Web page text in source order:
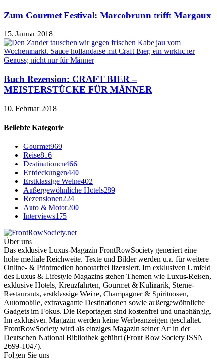
Zum Gourmet Festival: Marcobrunn trifft Margaux
15. Januar 2018
Buch Rezension: CRAFT BIER –
MEISTERSTÜCKE FÜR MÄNNER
10. Februar 2018
Beliebte Kategorie
Gourmet969
Reise816
Destinationen466
Entdeckungen440
Erstklassige Weine402
Außergewöhnliche Hotels289
Rezensionen224
Auto & Motor200
Interviews175
Über uns
Das exklusive Luxus-Magazin FrontRowSociety generiert eine
hohe mediale Reichweite. Texte und Bilder werden u.a. für weitere
Online- & Printmedien honorarfrei lizensiert. Im exklusiven Umfeld
des Luxus & Lifestyle Magazins stehen Themen wie Luxus-Reisen,
exklusive Hotels, Kreuzfahrten, Gourmet & Kulinarik, Sterne-
Restaurants, erstklassige Weine, Champagner & Spirituosen,
Automobile, extravagante Destinationen sowie außergewöhnliche
Gadgets im Fokus. Die Reportagen sind kostenfrei und unabhängig.
Im exklusiven Magazin werden keine Werbeanzeigen geschaltet.
FrontRowSociety wird als einziges Magazin seiner Art in der
Deutschen National Bibliothek geführt (Front Row Society ISSN
2699-1047).
Folgen Sie uns